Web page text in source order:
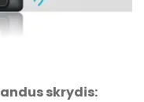
skrydis: